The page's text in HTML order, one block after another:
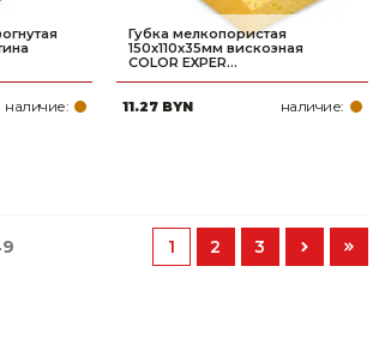
наличие:
Губка мелкопористая
150x110x35мм вискозная
COLOR EXPER...
11.27 BYN наличие:
1 2 3